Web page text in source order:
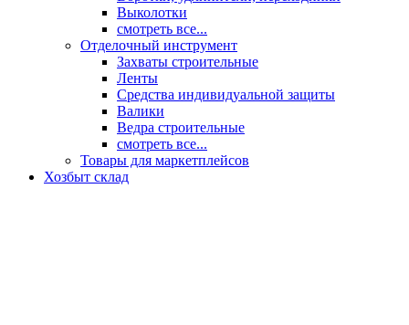
Выколотки
смотреть все...
Отделочный инструмент
Захваты строительные
Ленты
Средства индивидуальной защиты
Валики
Ведра строительные
смотреть все...
Товары для маркетплейсов
Хозбыт склад